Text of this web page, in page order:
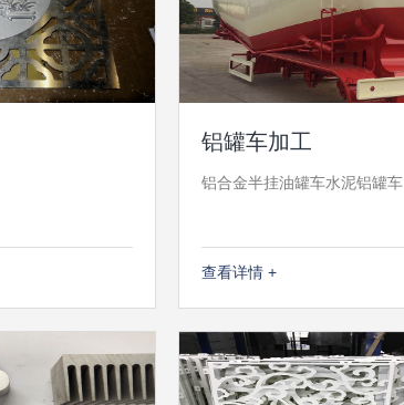
铝罐车加工
铝合金半挂油罐车水泥铝罐车
查看详情 +